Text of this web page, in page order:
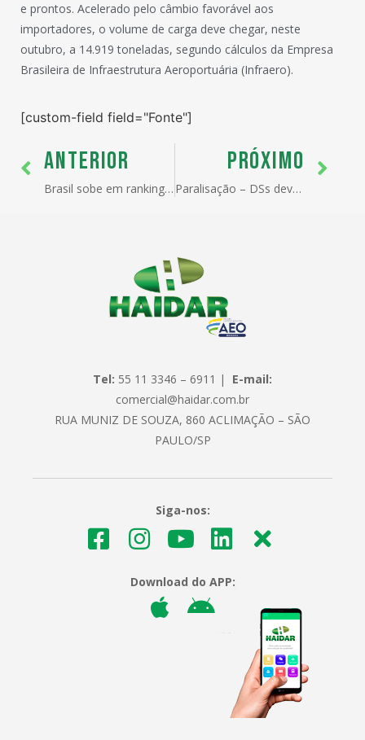
e prontos. Acelerado pelo câmbio favorável aos
importadores, o volume de carga deve chegar, neste
outubro, a 14.919 toneladas, segundo cálculos da Empresa
Brasileira de Infraestrutura Aeroportuária (Infraero).
[custom-field field="Fonte"]
ANTERIOR
Brasil sobe em ranking global de exportadores de serviços
PRÓXIMO
Paralisação – DSs devem aproveitar o dia para intensificar a mobilização
Tel: 55 11 3346 – 6911 | E-mail:
comercial@haidar.com.br
RUA MUNIZ DE SOUZA, 860 ACLIMAÇÃO – SÃO
PAULO/SP
Siga-nos:
Download do APP: